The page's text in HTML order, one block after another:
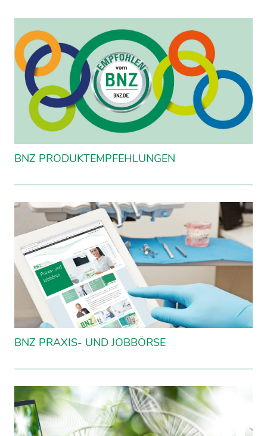
BNZ PRODUKTEMPFEHLUNGEN
BNZ PRAXIS- UND JOBBÖRSE